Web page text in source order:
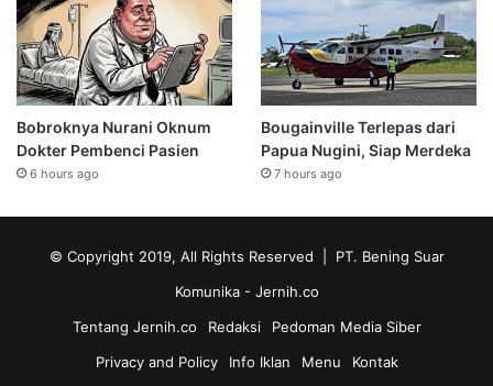
Bobroknya Nurani Oknum
Dokter Pembenci Pasien
6 hours ago
Bougainville Terlepas dari
Papua Nugini, Siap Merdeka
7 hours ago
© Copyright 2019, All Rights Reserved | PT. Bening Suar
Komunika - Jernih.co
Tentang Jernih.co
Redaksi
Pedoman Media Siber
Privacy and Policy
Info Iklan Menu Kontak